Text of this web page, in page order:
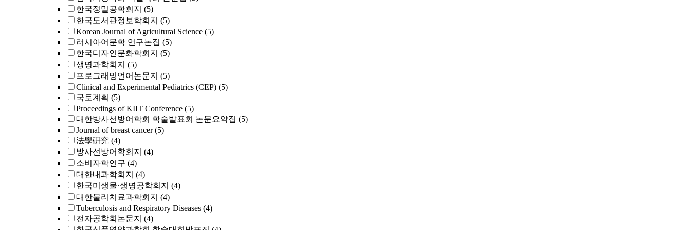
한국정밀공학회지 (5)
한국도서관정보학회지 (5)
Korean Journal of Agricultural Science (5)
러시아어문학 연구논집 (5)
한국디자인문화학회지 (5)
생명과학회지 (5)
프로그래밍언어논문지 (5)
Clinical and Experimental Pediatrics (CEP) (5)
국토계획 (5)
Proceedings of KIIT Conference (5)
대한방사선방어학회 학술발표회 논문요약집 (5)
Journal of breast cancer (5)
法學硏究 (4)
방사선방어학회지 (4)
소비자학연구 (4)
대한내과학회지 (4)
한국미생물·생명공학회지 (4)
대한물리치료과학회지 (4)
Tuberculosis and Respiratory Diseases (4)
전자공학회논문지 (4)